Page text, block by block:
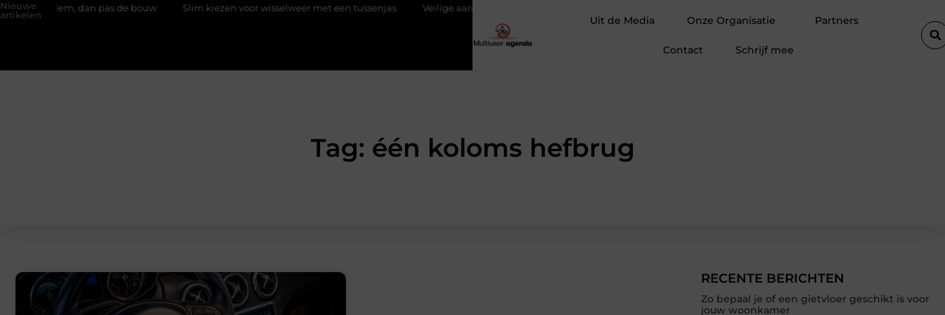
Nieuwe
artikelen
dan pas de bouw Slim kiezen voor wisselweer met een tussenjas Veilige aarding in oudere woningen door een elektricien in Barneveld
Uit de Media Onze Organisatie Partners
Contact Schrijf mee
Tag: één koloms hefbrug
RECENTE BERICHTEN
Zo bepaal je of een gietvloer geschikt is voor
jouw woonkamer